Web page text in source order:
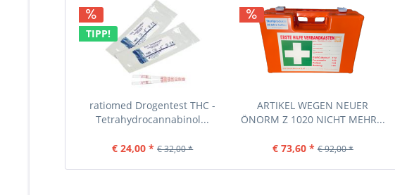
TIPP!
ratiomed Drogentest THC -
Tetrahydrocannabinol...
€ 24,00 * € 32,00 *
ARTIKEL WEGEN NEUER
ÖNORM Z 1020 NICHT MEHR...
€ 73,60 * € 92,00 *